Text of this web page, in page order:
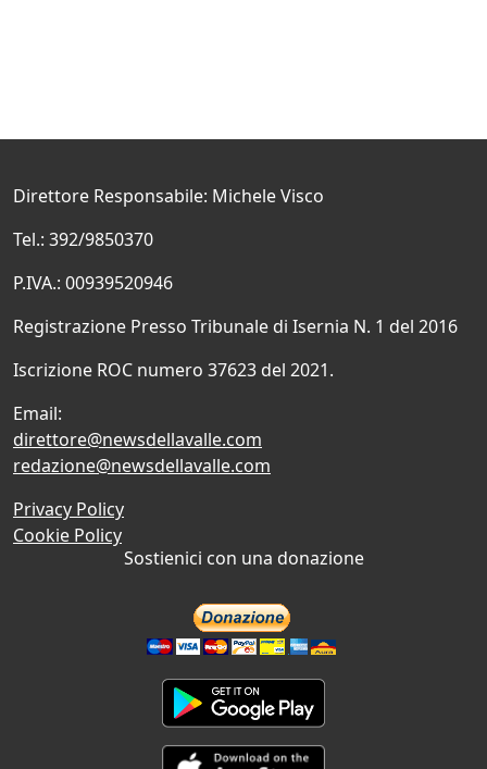
Direttore Responsabile: Michele Visco
Tel.: 392/9850370
P.IVA.: 00939520946
Registrazione Presso Tribunale di Isernia N. 1 del 2016
Iscrizione ROC numero 37623 del 2021.
Email:
direttore@newsdellavalle.com
redazione@newsdellavalle.com
Privacy Policy
Cookie Policy
Sostienici con una donazione